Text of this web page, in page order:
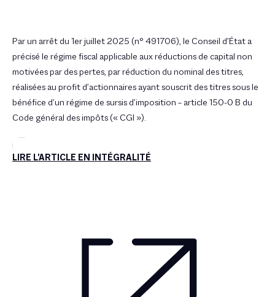
Par un arrêt du 1er juillet 2025 (n° 491706), le Conseil d’État a
précisé le régime fiscal applicable aux réductions de capital non
motivées par des pertes, par réduction du nominal des titres,
réalisées au profit d’actionnaires ayant souscrit des titres sous le
bénéfice d’un régime de sursis d’imposition – article 150-0 B du
Code général des impôts (« CGI »).
LIRE L'ARTICLE EN INTÉGRALITÉ